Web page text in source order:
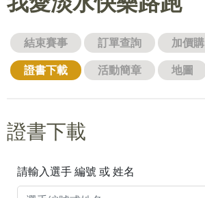
結束賽事 訂單查詢 加價購
證書下載 活動簡章 地圖
證書下載
請輸入選手 編號 或 姓名